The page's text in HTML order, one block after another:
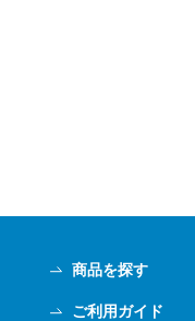
商品を探す
ご利用ガイド